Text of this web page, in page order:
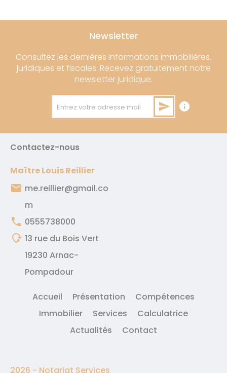
Newsletter
Consultez les dernières informations immobilières,
juridiques et fiscales. Recevez gratuitement notre
newsletter juridique.
info
Entrez votre adresse mail send
Contactez-nous
Maître Louis Reillier
email me.reillier@gmail.co
m
phone 0555738000
mode_of_travel 13 rue du Bois Vert
19230 Arnac-
Pompadour
Accueil Présentation
Compétences
Immobilier
Services
Calculatrice
Actualités
Contact
2026 - Notariat Services